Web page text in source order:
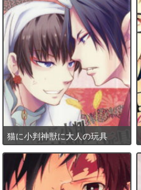
猫に小判神獣に大人の玩具